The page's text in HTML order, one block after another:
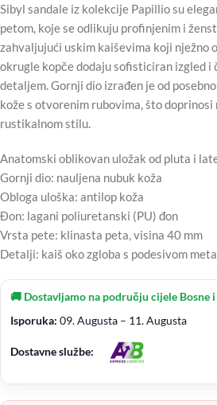
Sibyl sandale iz kolekcije Papillio su
petom, koje se odlikuju profinjenim i
zahvaljujući uskim kaiševima koji nježno
okrugle kopče dodaju sofisticiran izgled i
detaljem. Gornji dio izrađen je od
kože s otvorenim rubovima, što
rustikalnom stilu.
Anatomski oblikovan uložak od pluta i
Gornji dio: nauljena nubuk koža
Obloga uloška: antilop koža
Đon: lagani poliuretanski (PU) đon
Vrsta pete: klinasta peta, visina 40 mm
Detalji: kaiš oko zgloba s podesivom
🚚 Dostavljamo na području cijele Bosne
Isporuka: 09. Augusta – 11. Augusta
Dostavne službe: